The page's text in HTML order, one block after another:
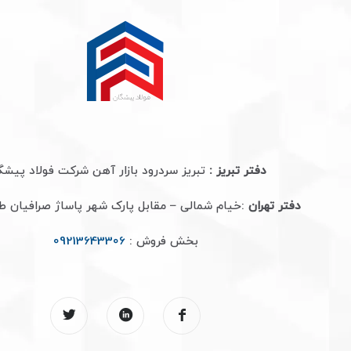
دفتر تبریز : تبریز سردرود بازار آهن شرکت فولاد
دفتر تهران :خیام شمالی – مقابل پارک شهر پاساژ
بخش فروش :09213643306